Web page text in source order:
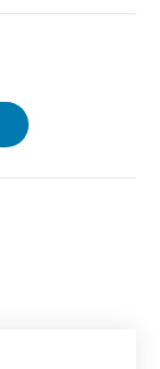
& olie